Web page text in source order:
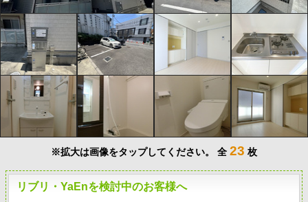
※拡大は画像をタップしてください。 全 23 枚
リブリ・YaEnを検討中のお客様へ